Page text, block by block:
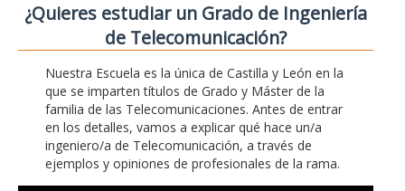
¿Quieres estudiar un Grado de Ingeniería
de Telecomunicación?
Nuestra Escuela es la única de Castilla y León en la
que se imparten títulos de Grado y Máster de la
familia de las Telecomunicaciones. Antes de entrar
en los detalles, vamos a explicar qué hace un/a
ingeniero/a de Telecomunicación, a través de
ejemplos y opiniones de profesionales de la rama.